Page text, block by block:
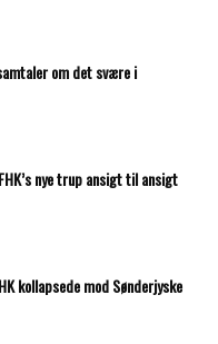
om det svære i
nye trup ansigt til ansigt
kollapsede mod Sønderjyske